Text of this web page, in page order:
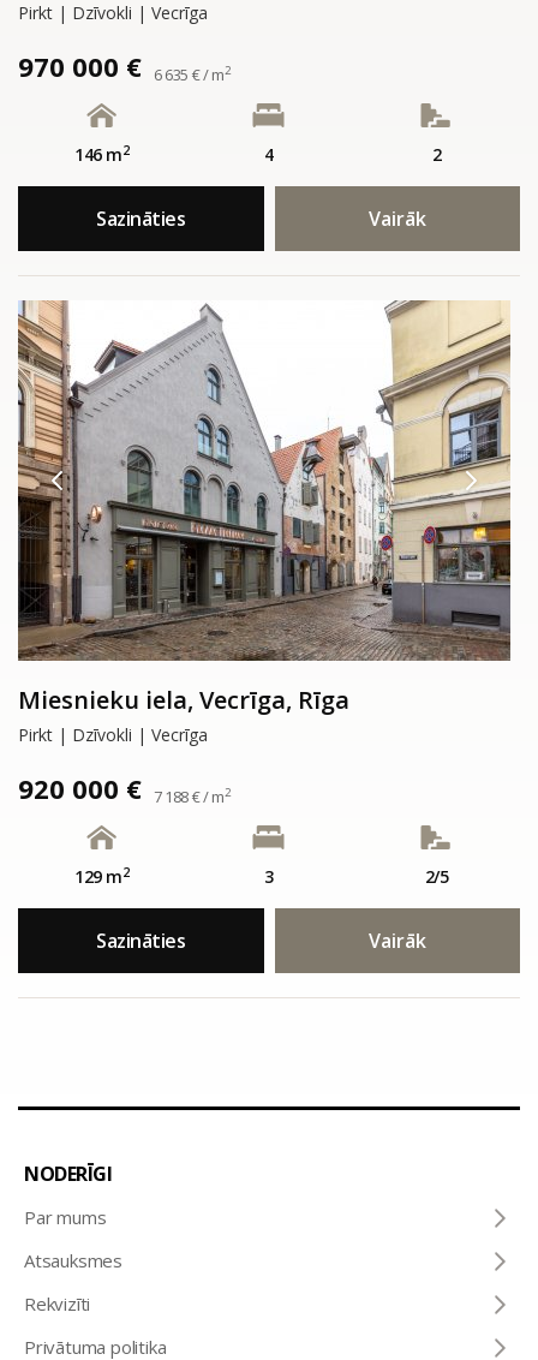
Pirkt | Dzīvokli | Vecrīga
970 000 € 6 635 € / m2
146 m2 4 2
Sazināties Vairāk
Miesnieku iela, Vecrīga, Rīga
Pirkt | Dzīvokli | Vecrīga
920 000 € 7 188 € / m2
129 m2 3 2/5
Sazināties Vairāk
NODERĪGI
Par mums
Atsauksmes
Rekvizīti
Privātuma politika